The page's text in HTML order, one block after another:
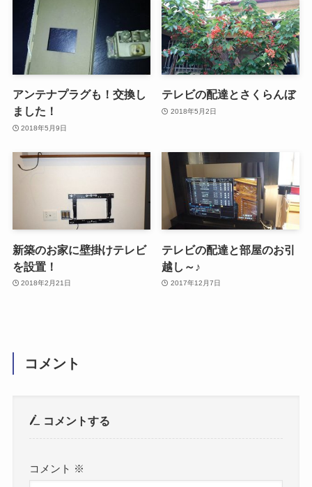
アンテナプラグも！交換し
ました！
2018年5月9日
テレビの配達とさくらんぼ
2018年5月2日
新築のお家に壁掛けテレビ
を設置！
2018年2月21日
テレビの配達と部屋のお引
越し～♪
2017年12月7日
コメント
コメントする
コメント ※